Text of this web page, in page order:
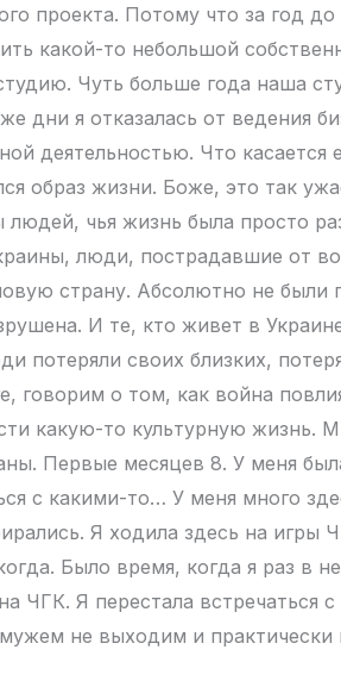
проекта. Потому что за год
какой-то небольшой
Чуть больше года наша
дни я отказалась от ведения
деятельностью. Что касается
образ жизни. Боже, это так
людей, чья жизнь была просто
люди, пострадавшие от
страну. Абсолютно не были
И те, кто живет в
потеряли своих близких,
говорим о том, как война
какую-то культурную жизнь.
Первые месяцев 8. У меня
с какими-то… У меня много
Я ходила здесь на игры
Было время, когда я раз в
ЧГК. Я перестала встречаться
не выходим и практически